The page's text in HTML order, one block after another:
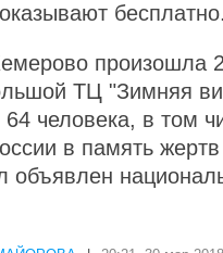
бесплатно.
произошла
ТЦ "Зимняя
64 человека, в том
в память
объявлен